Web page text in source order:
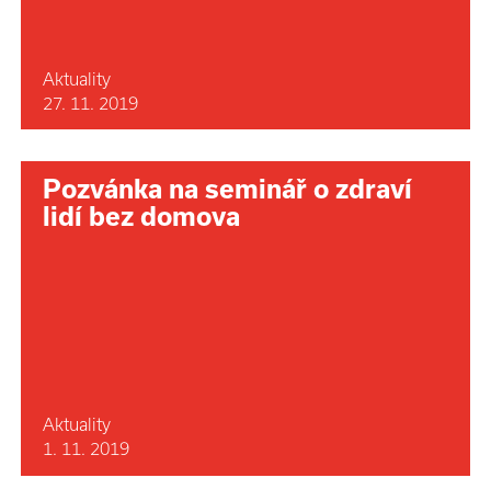
Aktuality
27. 11. 2019
Pozvánka na seminář o zdraví
lidí bez domova
Aktuality
1. 11. 2019